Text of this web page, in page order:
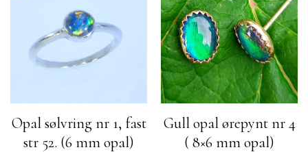
Opal sølvring nr 1, fast
str 52. (6 mm opal)
Gull opal ørepynt nr 4
( 8×6 mm opal)